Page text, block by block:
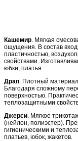
Кашемир. Мягкая
ощущения. В состав
пластичностью,
свойствами.
юбки, платья.
Драп. Плотный
Благодаря сложному
поверхностью.
теплозащитными
Джерси. Мягкое
(нейлон, полиэстер).
гигиеническими и
платьев, юбок, жакетов.